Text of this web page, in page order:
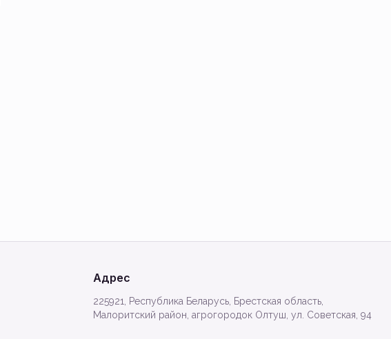
Адрес
225921, Республика Беларусь, Брестская область,
Малоритский район, агрогородок Олтуш, ул. Советская, 94